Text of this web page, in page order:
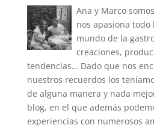
Ana y Marco
nos apasiona
mundo de la
creaciones,
tendencias… Dado que nos
nuestros recuerdos los
de alguna manera y nada
blog, en el que además
experiencias con numerosos